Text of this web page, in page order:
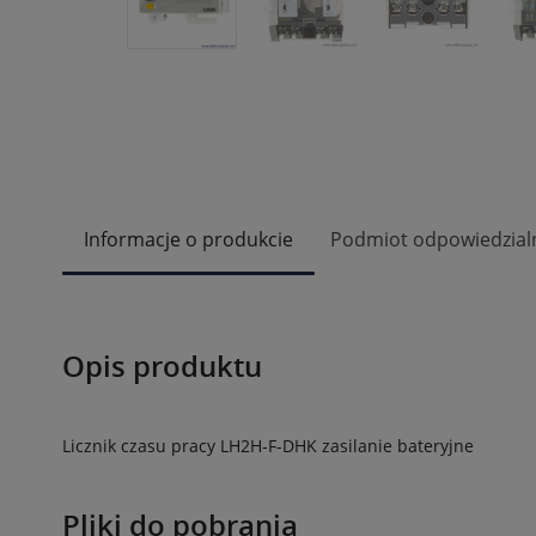
Informacje o produkcie Podmiot
Opis produktu
Licznik czasu pracy LH2H-F-DHK zasilanie bateryjne
Pliki do pobrania